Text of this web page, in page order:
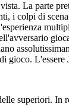
La parte
i colpi di
gioco.
superiori.